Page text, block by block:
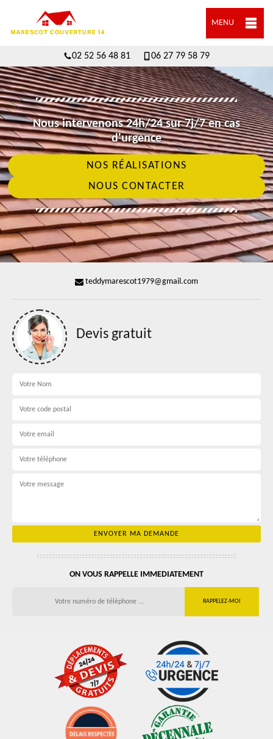
MENU
02 52 56 48 81 06 27 79 58 79
Nous intervenons 24h/24 sur 7j/7 en cas
d'urgence
NOS RÉALISATIONS
NOUS CONTACTER
teddymarescot1979@gmail.com
Devis gratuit
ON VOUS RAPPELLE IMMEDIATEMENT